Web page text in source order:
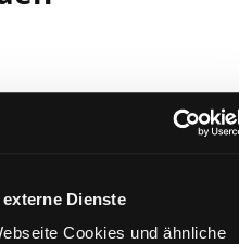
Dienste
Cookies und ähnliche
Verfasser
ausblenden